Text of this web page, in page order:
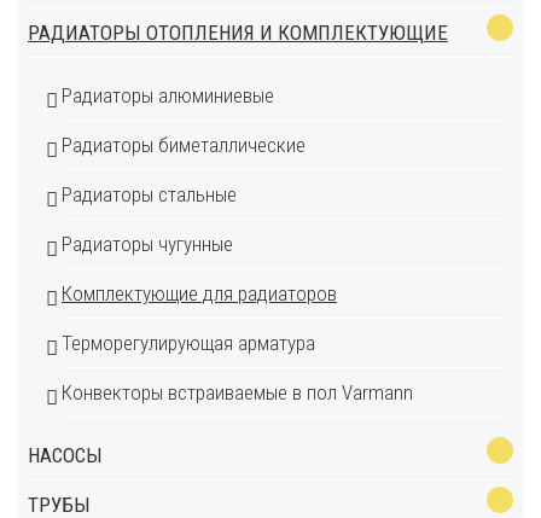
РАДИАТОРЫ ОТОПЛЕНИЯ И КОМПЛЕКТУЮЩИЕ
Радиаторы алюминиевые
Радиаторы биметаллические
Радиаторы стальные
Радиаторы чугунные
Комплектующие для радиаторов
Терморегулирующая арматура
Конвекторы встраиваемые в пол Varmann
НАСОСЫ
ТРУБЫ